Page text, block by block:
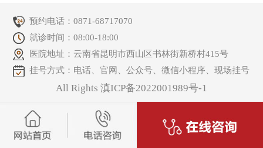
预约电话：0871-68717070
就诊时间：08:00-18:00
医院地址：云南省昆明市西山区书林街新桥村415号
挂号方式：电话、官网、公众号、微信小程序、现场挂号
All Rights 滇ICP备2022001989号-1